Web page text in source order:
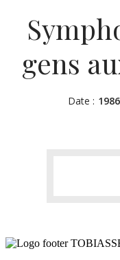
gens
Date : 1986